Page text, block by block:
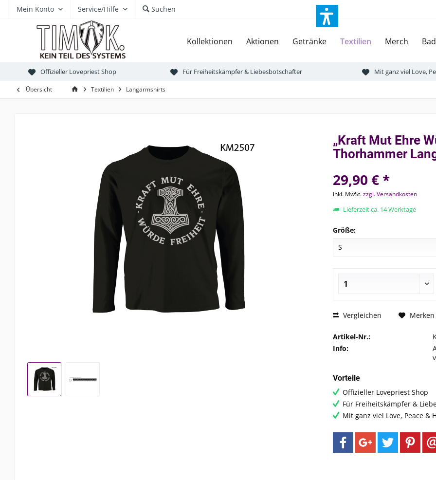
Mein Konto Service/Hilfe Suchen
Kollektionen Aktionen Getränke Textilien Merch
Offizieller Lovepriest Shop Für Freiheitskämpfer & Liebesbotschafter Mit ganz viel Love,
Übersicht Textilien Langarmshirts
„Kraft Mut Ehre
Thorhammer
29,90 € *
inkl. MwSt.zzgl. Versandkosten
Lieferzeit ca. 14 Werktage
Größe:
Vergleichen Merken
Artikel-Nr.:
Info:
Vorteile
Offizieller Lovepriest Shop
Für Freiheitskämpfer &
Mit ganz viel Love, Peace &